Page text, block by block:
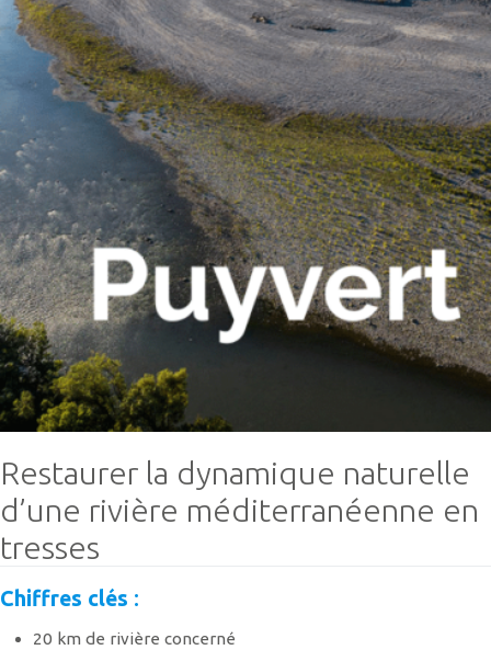
Restaurer la dynamique naturelle
d’une rivière méditerranéenne en
tresses
Chiffres clés :
20 km de rivière concerné